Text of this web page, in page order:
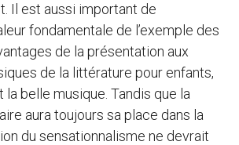
Il est aussi important de
fondamentale de l’exemple des
de la présentation aux
de la littérature pour enfants,
la belle musique. Tandis que la
aura toujours sa place dans la
du sensationnalisme ne devrait